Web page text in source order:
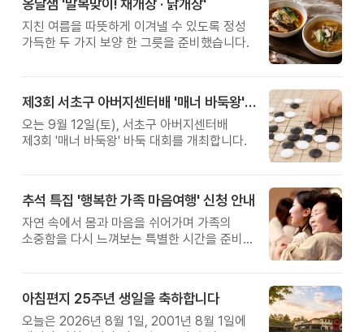
옹달샘 '말복맞이! 채개장 · 닭개장'
지친 여름을 따뜻하게 이겨낼 수 있도록 정성
가득한 두 가지 보양 한 그릇을 준비했습니다.
제3회 서초구 아버지센터배 '매너 바둑왕' 대회
오는 9월 12일(토), 서초구 아버지센터배
제3회 '매너 바둑왕' 바둑 대회를 개최합니다.
추석 특집 '행복한 가족 마음여행' 신청 안내
자연 속에서 몸과 마음을 쉬어가며 가족의
소중함을 다시 느껴보는 특별한 시간을 준비해
아침편지 25주년 생일을 축하합니다
오늘은 2026년 8월 1일, 2001년 8월 1일에